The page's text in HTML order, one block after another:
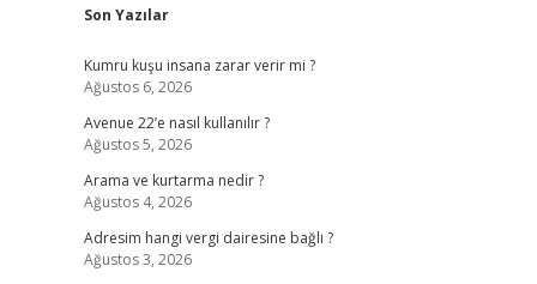
Sidebar
Son Yazılar
Kumru kuşu insana zarar verir mi ?
Ağustos 6, 2026
Avenue 22’e nasıl kullanılır ?
Ağustos 5, 2026
Arama ve kurtarma nedir ?
Ağustos 4, 2026
Adresim hangi vergi dairesine bağlı ?
Ağustos 3, 2026